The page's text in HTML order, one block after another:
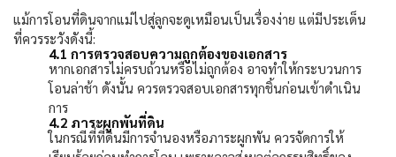
แม้การโอนที่ดินจากแม่ไปสู่ลูกจะดูเหมือนเป็นเรื่องง่าย แต่มีประเด็น
ที่ควรระวังดังนี้:
4.1 การตรวจสอบความถูกต้องของเอกสาร
หากเอกสารไม่ครบถ้วนหรือไม่ถูกต้อง อาจทำให้กระบวนการ
โอนล่าช้า ดังนั้น ควรตรวจสอบเอกสารทุกชิ้นก่อนเข้าดำเนิน
การ
4.2 ภาระผูกพันที่ดิน
ในกรณีที่ที่ดินมีการจำนองหรือภาระผูกพัน ควรจัดการให้